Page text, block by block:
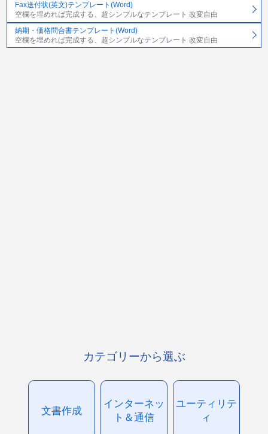
Fax送付状(英文)テンプレート(Word)
空欄を埋めれば完成する、超シンプルなテンプレート 改変自由
納期・価格問合書テンプレート(Word)
空欄を埋めれば完成する、超シンプルなテンプレート 改変自由
カテゴリーから選ぶ
文書作成
インターネッ
ト＆通信
ユーティリテ
ィ